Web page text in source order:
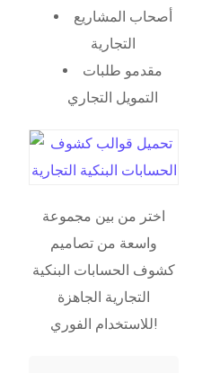
أصحاب المشاريع
التجارية
مقدمو طلبات
التمويل التجاري
اختر من بين مجموعة
واسعة من تصاميم
كشوف الحسابات البنكية
التجارية الجاهزة
للاستخدام الفوري!